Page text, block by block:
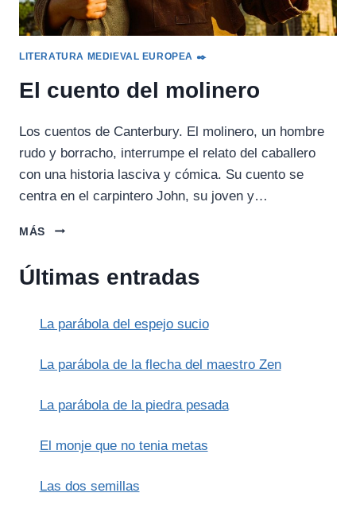
LITERATURA MEDIEVAL EUROPEA ✒️
El cuento del molinero
Los cuentos de Canterbury. El molinero, un hombre
rudo y borracho, interrumpe el relato del caballero
con una historia lasciva y cómica. Su cuento se
centra en el carpintero John, su joven y…
MÁS
EL
MOLINERO
Últimas entradas
La parábola del espejo sucio
La parábola de la flecha del maestro Zen
La parábola de la piedra pesada
El monje que no tenia metas
Las dos semillas